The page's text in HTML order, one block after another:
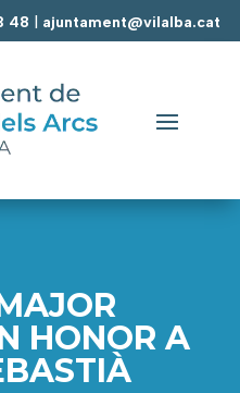
48 ajuntament@vilalba.cat
HONOR A